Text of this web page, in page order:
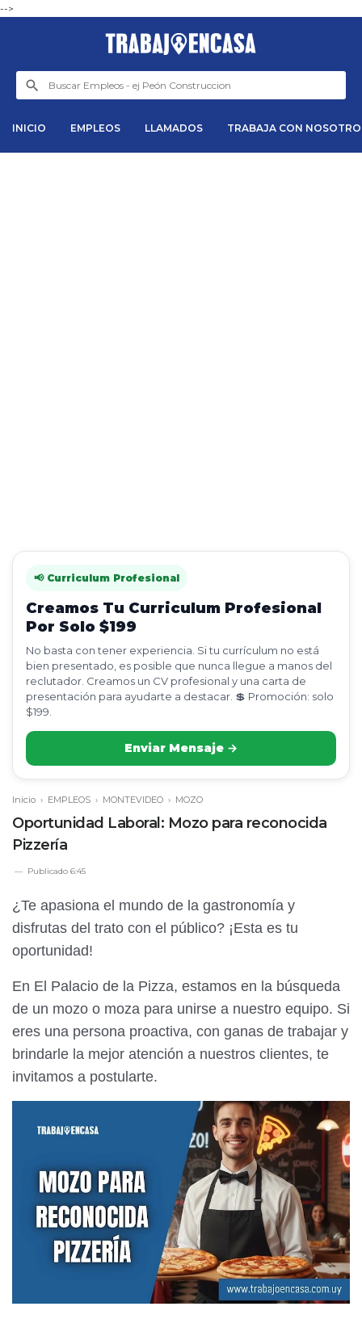
-->
INICIO EMPLEOS LLAMADOS TRABAJA CON
📢 Curriculum Profesional
Creamos Tu Curriculum Profesional
Por Solo $199
No basta con tener experiencia. Si tu currículum no está
bien presentado, es posible que nunca llegue a manos del
reclutador. Creamos un CV profesional y una carta de
presentación para ayudarte a destacar. 💲 Promoción: solo
$199.
Enviar Mensaje →
Inicio › EMPLEOS › MONTEVIDEO › MOZO
Oportunidad Laboral: Mozo para reconocida
Pizzería
Publicado 6:45
¿Te apasiona el mundo de la gastronomía y
disfrutas del trato con el público? ¡Esta es tu
oportunidad!
En El Palacio de la Pizza, estamos en la búsqueda
de un mozo o moza para unirse a nuestro equipo. Si
eres una persona proactiva, con ganas de trabajar y
brindarle la mejor atención a nuestros clientes, te
invitamos a postularte.